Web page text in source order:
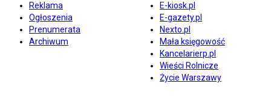
Reklama
Ogłoszenia
Prenumerata
Archiwum
E-kiosk.pl
E-gazety.pl
Nexto.pl
Mała księgowość
Kancelarierp.pl
Wieści Rolnicze
Życie Warszawy